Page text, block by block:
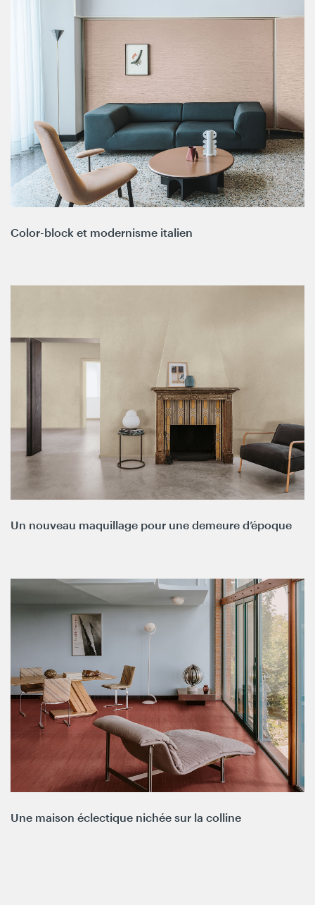
Color-block et modernisme italien
Un nouveau maquillage pour une demeure d’époque
Une maison éclectique nichée sur la colline